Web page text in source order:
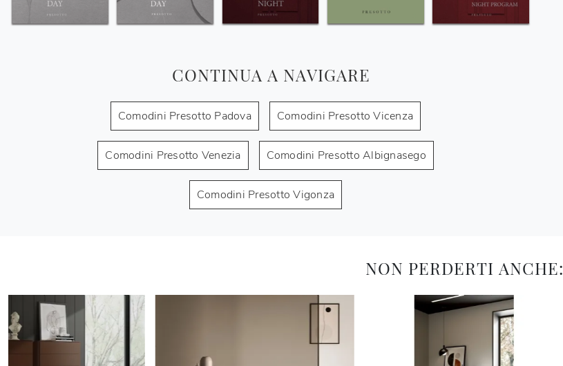
CONTINUA A NAVIGARE
Comodini Presotto Padova Comodini Presotto Vicenza
Comodini Presotto Venezia Comodini Presotto Albignasego
Comodini Presotto Vigonza
NON PERDERTI ANCHE: